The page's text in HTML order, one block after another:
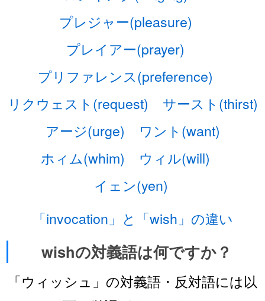
プレジャー(pleasure)
プレイアー(prayer)
プリファレンス(preference)
リクウェスト(request)
サースト(thirst)
アージ(urge)
ワント(want)
ホィム(whim)
ウィル(will)
イェン(yen)
「invocation」と「wish」の違い
wishの対義語は何ですか？
「ウィッシュ」の対義語・反対語には以